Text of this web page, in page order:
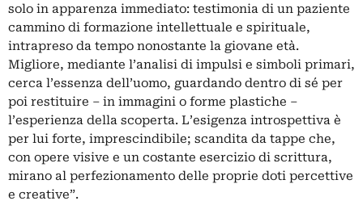
solo in apparenza immediato: testimonia di un paziente
cammino di formazione intellettuale e spirituale,
intrapreso da tempo nonostante la giovane età.
Migliore, mediante l’analisi di impulsi e simboli primari,
cerca l’essenza dell’uomo, guardando dentro di sé per
poi restituire – in immagini o forme plastiche –
l’esperienza della scoperta. L’esigenza introspettiva è
per lui forte, imprescindibile; scandita da tappe che,
con opere visive e un costante esercizio di scrittura,
mirano al perfezionamento delle proprie doti percettive
e creative”.